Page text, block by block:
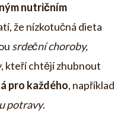
nutričním
že nízkotučná dieta
srdeční choroby,
kteří chtějí zhubnout
pro každého, například
potravy.